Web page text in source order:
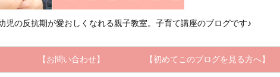
の反抗期が愛おしくなれる親子教室。子育て講座のブログです♪
【お問い合わせ】 【初めてこのブログを見る方へ】